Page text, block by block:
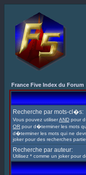
France Five Index du Forum
Recherche par mots-cl�s:
Vous pouvez utiliserAND pour
OR pour d�terminer les mots
d�terminer les mots qui ne
joker pour des recherches
Recherche par auteur:
Utilisez * comme un joker pour